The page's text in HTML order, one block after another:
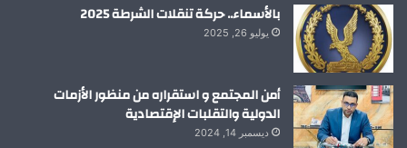
بالأسماء.. حركة تنقلات الشرطة 2025
يوليو 26, 2025
أمن المجتمع و استقراره من منظور الأزمات
الدولية والتقلبات الإقتصادية
ديسمبر 14, 2024